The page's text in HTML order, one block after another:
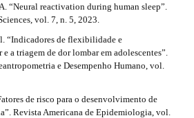
“Neural reactivation during human sleep”.
vol. 7, n. 5, 2023.
“Indicadores de flexibilidade e
a triagem de dor lombar em adolescentes”.
e Desempenho Humano, vol.
de risco para o desenvolvimento de
Revista Americana de Epidemiologia, vol.